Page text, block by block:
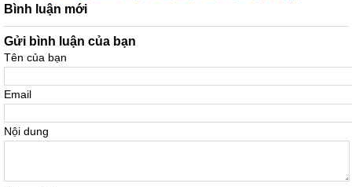
Bình luận mới
Gửi bình luận của bạn
Tên của bạn
Email
Nội dung